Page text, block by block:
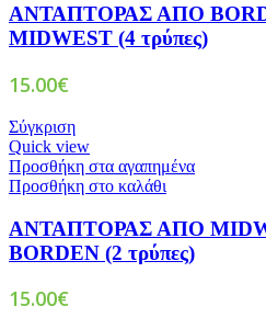
ΑΝΤΑΠΤΟΡΑΣ ΑΠΟ
MIDWEST (4 τρύπες)
15.00€
Σύγκριση
Quick view
Προσθήκη στα αγαπημένα
Προσθήκη στο καλάθι
ΑΝΤΑΠΤΟΡΑΣ ΑΠΟ
BORDEN (2 τρύπες)
15.00€